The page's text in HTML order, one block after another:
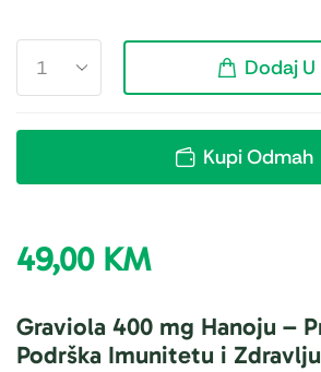
Dodaj U
Kupi Odmah
49,00 KM
Graviola 400 mg Hanoju –
Podrška Imunitetu i Zdravlju